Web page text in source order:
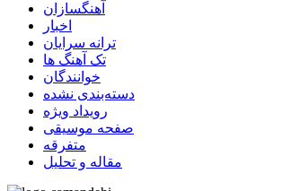
آهنگسازان
اخبار
ترانه سرایان
تک آهنگ ها
خوانندگان
دسته‌بندی نشده
رویداد ویژه
صفحه موسیقی
متفرقه
مقاله و تحلیل